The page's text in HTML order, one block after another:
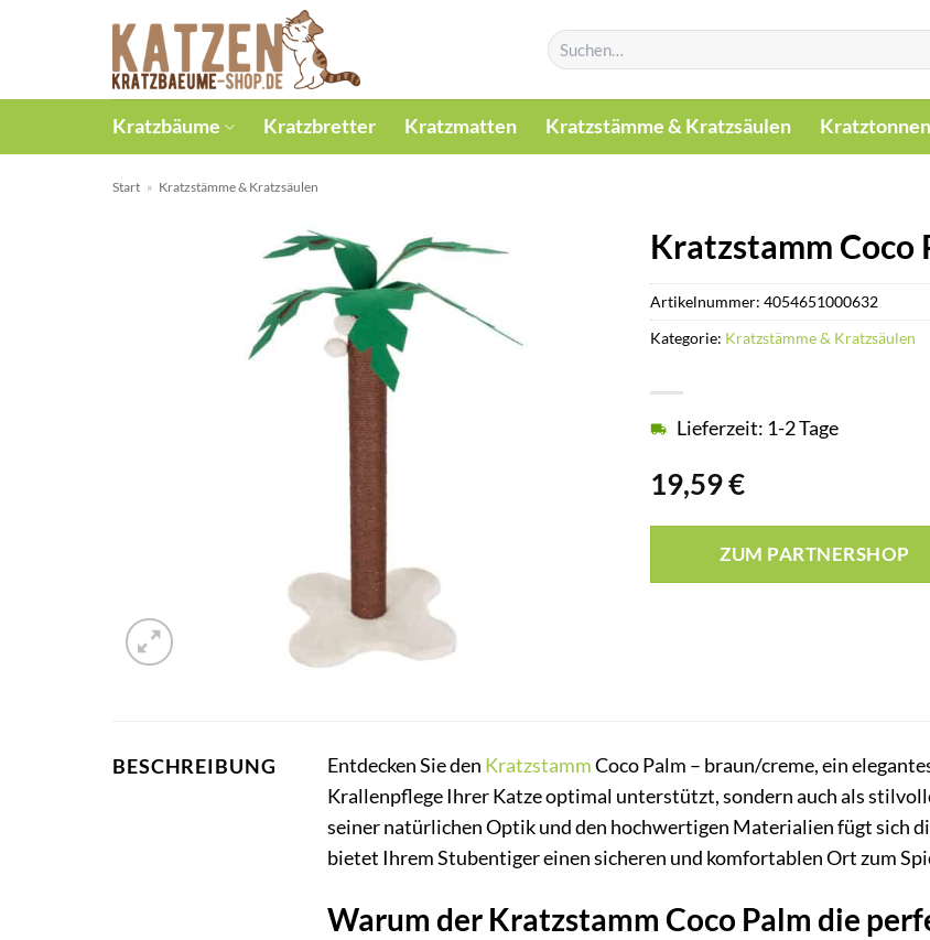
Suchen
nach:
Kratzbäume Kratzbretter Kratzmatten Kratzstämme & Kratzsäulen Kratztonnen
Start » Kratzstämme & Kratzsäulen
Kratzstamm Coco
19,59€
Lieferzeit: 1-2 Tage
ZUM PARTNERSHOP
Artikelnummer: 4054651000632
Kategorie: Kratzstämme & Kratzsäulen
BESCHREIBUNG Entdecken Sie den KratzstammCoco Palm – braun/creme, ein
Krallenpflege Ihrer Katze optimal unterstützt, sondern auch als
seiner natürlichen Optik und den hochwertigen Materialien fügt sich
bietet Ihrem Stubentiger einen sicheren und komfortablen Ort zum
Warum der Kratzstamm Coco Palm die